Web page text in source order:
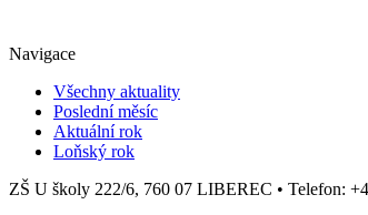
Navigace
Všechny aktuality
Poslední měsíc
Aktuální rok
Loňský rok
ZŠ U školy 222/6, 760 07 LIBEREC • Telefon: